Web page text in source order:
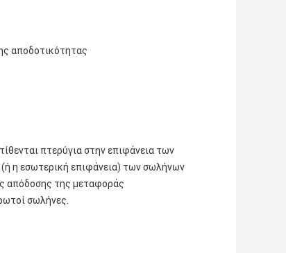
αποδοτικότητας
πτερύγια στην επιφάνεια των
η εσωτερική επιφάνεια) των σωλήνων
απόδοσης της μεταφοράς
σωλήνες.